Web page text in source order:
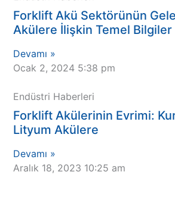
Forklift Akü Sektörünün
Akülere İlişkin Temel Bilgiler
Devamı »
Ocak 2, 2024 5:38 pm
Endüstri Haberleri
Forklift Akülerinin Evrimi:
Lityum Akülere
Devamı »
Aralık 18, 2023 10:25 am